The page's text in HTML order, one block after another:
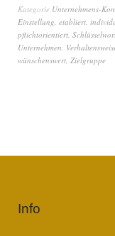
Kategorie Unternehmens-
Einstellung, etabliert,
pflichtorientiert,
Unternehmen,
wünschenswert, Zielgruppe
Info